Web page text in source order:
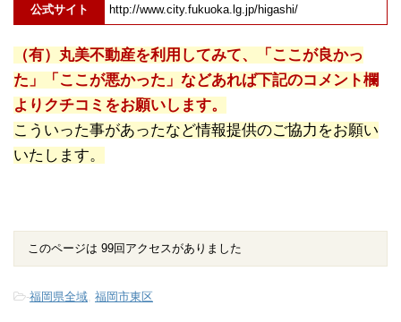
公式サイト http://www.city.fukuoka.lg.jp/higashi/
（有）丸美不動産を利用してみて、「ここが良かっ
た」「ここが悪かった」などあれば下記のコメント欄
よりクチコミをお願いします。
こういった事があったなど情報提供のご協力をお願い
いたします。
このページは 99回アクセスがありました
-福岡県全域, 福岡市東区